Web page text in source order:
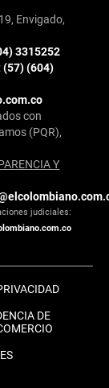
Envigado,
3315252
(57) (604)
con
(PQR),
Y
judiciales:
DE